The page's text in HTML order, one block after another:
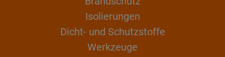
Isolierungen
Dicht- und Schutzstoffe
Werkzeuge